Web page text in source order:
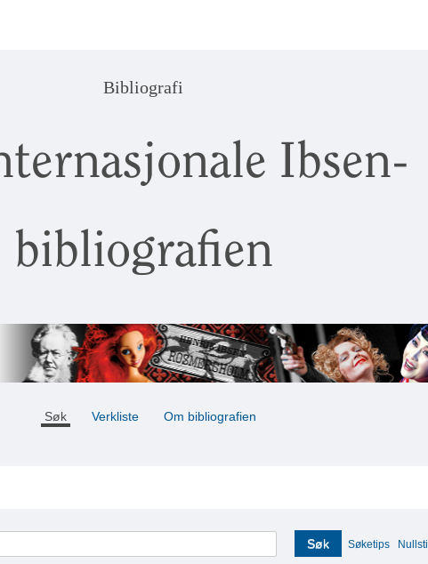
Bibliografi
Ibsen-
bibliografien
Søk Verkliste Om bibliografien
Søk Søketips Nullstill